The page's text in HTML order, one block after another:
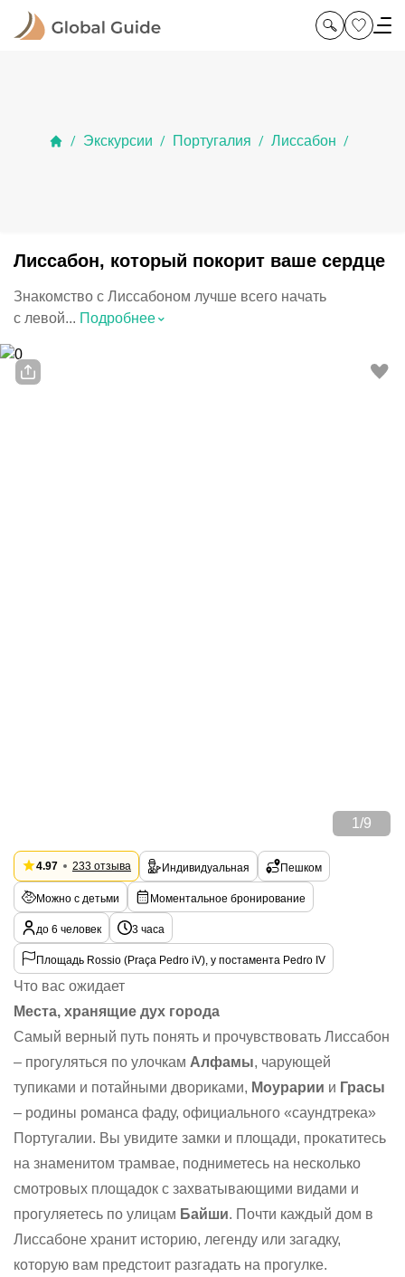
/ Экскурсии / Португалия / Лиссабон /
Лиссабон, который покорит ваше сердце
Знакомство с Лиссабоном лучше всего начать
с левой... Подробнее⌃
1 /9
4.97 233 отзыва Индивидуальная Пешком
Можно с детьми Моментальное бронирование
до 6 человек 3 часа
Площадь Rossio (Praça Pedro iV), у постамента Pedro IV
Что вас ожидает
Места, хранящие дух города
Самый верный путь понять и прочувствовать Лиссабон
– прогуляться по улочкам Алфамы, чарующей
тупиками и потайными двориками, Моурарии и Грасы
– родины романса фаду, официального «саундтрека»
Португалии. Вы увидите замки и площади, прокатитесь
на знаменитом трамвае, подниметесь на несколько
смотровых площадок с захватывающими видами и
прогуляетесь по улицам Байши. Почти каждый дом в
Лиссабоне хранит историю, легенду или загадку,
которую вам предстоит разгадать на прогулке.